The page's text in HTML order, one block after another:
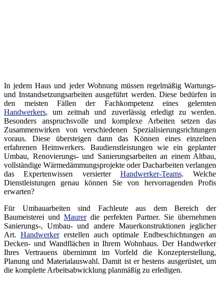
In jedem Haus und jeder Wohnung müssen regelmäßig Wartungs-
und Instandsetzungsarbeiten ausgeführt werden. Diese bedürfen in
den meisten Fällen der Fachkompetenz eines gelernten
Handwerkers, um zeitnah und zuverlässig erledigt zu werden.
Besonders anspruchsvolle und komplexe Arbeiten setzen das
Zusammenwirken von verschiedenen Spezialisierungsrichtungen
voraus. Diese übersteigen dann das Können eines einzelnen
erfahrenen Heimwerkers. Baudienstleistungen wie ein geplanter
Umbau, Renovierungs- und Sanierungsarbeiten an einem Altbau,
vollständige Wärmedämmungsprojekte oder Dacharbeiten verlangen
das Expertenwissen versierter Handwerker-Teams. Welche
Dienstleistungen genau können Sie von hervorragenden Profis
erwarten?
Für Umbauarbeiten sind Fachleute aus dem Bereich der
Baumeisterei und Maurerdie perfekten Partner. Sie übernehmen
Sanierungs-, Umbau- und andere Mauerkonstruktionen jeglicher
Art. Handwerkererstellen auch optimale Endbeschichtungen an
Decken- und Wandflächen in Ihrem Wohnhaus. Der Handwerker
Ihres Vertrauens übernimmt im Vorfeld die Konzepterstellung,
Planung und Materialauswahl. Damit ist er bestens ausgerüstet, um
die komplette Arbeitsabwicklung planmäßig zu erledigen.